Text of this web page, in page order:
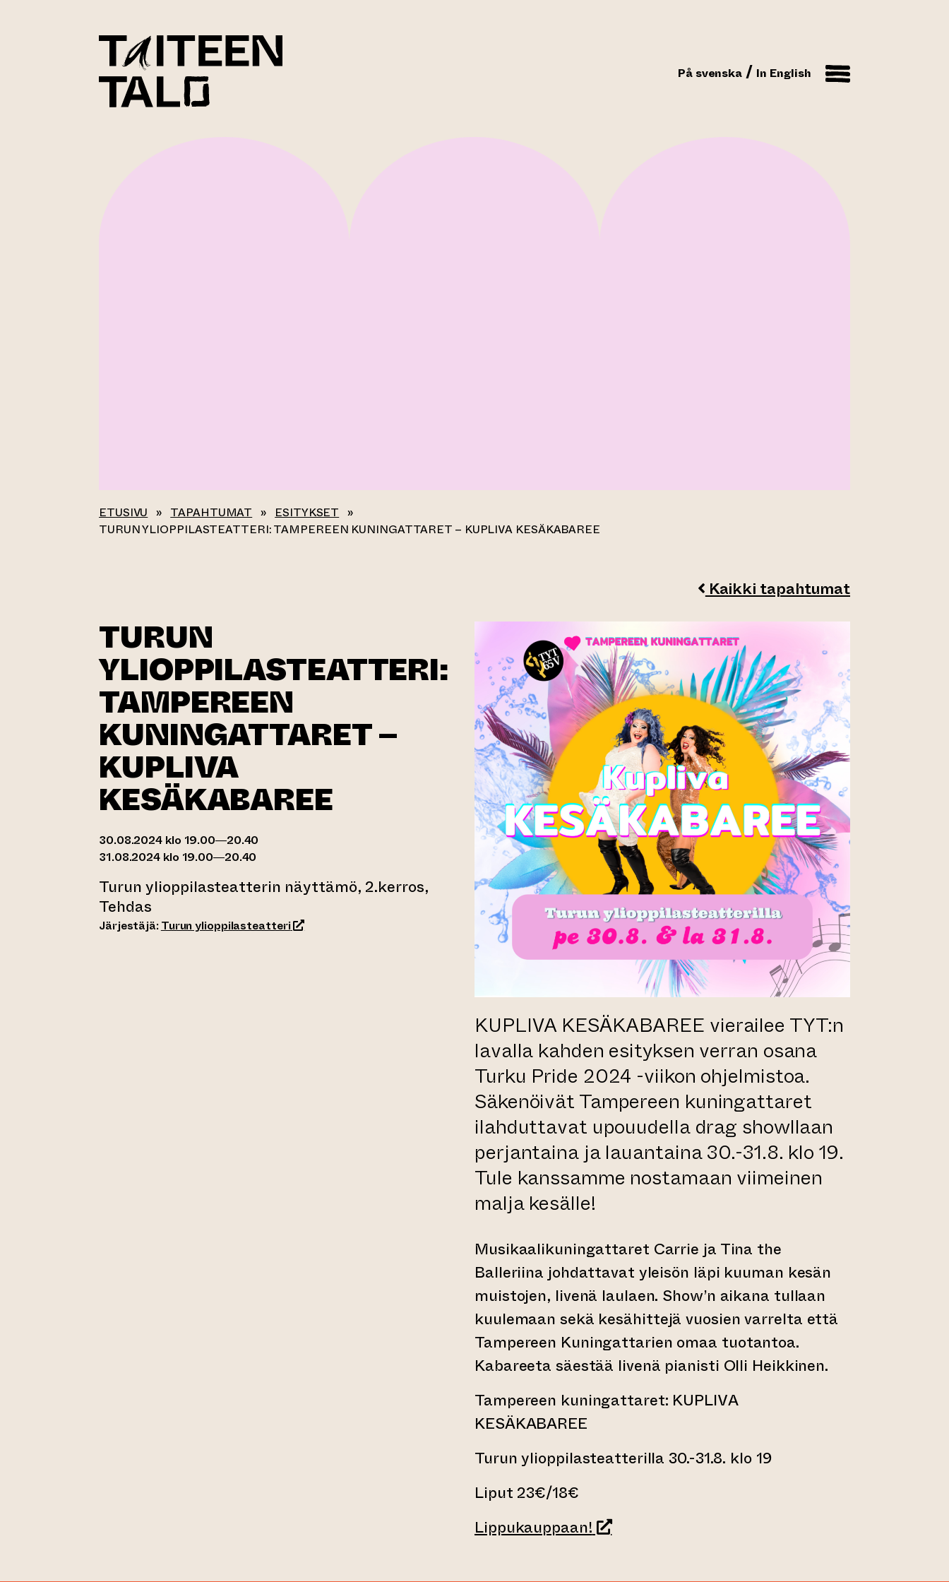
På svenska In English
ETUSIVU » TAPAHTUMAT » ESITYKSET »
TURUN YLIOPPILASTEATTERI: TAMPEREEN KUNINGATTARET – KUPLIVA KESÄKABAREE
Kaikki tapahtumat
TURUN
YLIOPPILASTEATTERI:
TAMPEREEN
KUNINGATTARET –
KUPLIVA
KESÄKABAREE
30.08.2024 klo 19.00—20.40
31.08.2024 klo 19.00—20.40
Turun ylioppilasteatterin näyttämö, 2.kerros,
Tehdas
Järjestäjä: Turun ylioppilasteatteri(siirtyy toiseen verkkopalveluun)
KUPLIVA KESÄKABAREE vierailee TYT:n
lavalla kahden esityksen verran osana
Turku Pride 2024 -viikon ohjelmistoa.
Säkenöivät Tampereen kuningattaret
ilahduttavat upouudella drag showllaan
perjantaina ja lauantaina 30.-31.8. klo 19.
Tule kanssamme nostamaan viimeinen
malja kesälle!
Musikaalikuningattaret Carrie ja Tina the
Balleriina johdattavat yleisön läpi kuuman kesän
muistojen, livenä laulaen. Show’n aikana tullaan
kuulemaan sekä kesähittejä vuosien varrelta että
Tampereen Kuningattarien omaa tuotantoa.
Kabareeta säestää livenä pianisti Olli Heikkinen.
Tampereen kuningattaret: KUPLIVA
KESÄKABAREE
Turun ylioppilasteatterilla 30.-31.8. klo 19
Liput 23€/18€
Lippukauppaan!(siirtyy toiseen verkkopalveluun)